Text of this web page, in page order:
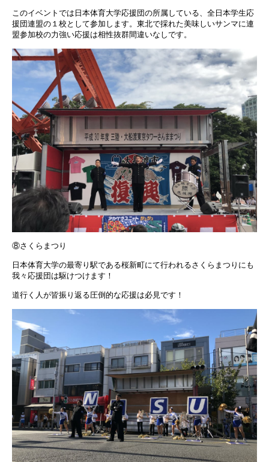
このイベントでは日本体育大学応援団の所属している、全日本学生応
援団連盟の１校として参加します。東北で採れた美味しいサンマに連
盟参加校の力強い応援は相性抜群間違いなしです。
⑧さくらまつり
日本体育大学の最寄り駅である桜新町にて行われるさくらまつりにも
我々応援団は駆けつけます！
道行く人が皆振り返る圧倒的な応援は必見です！